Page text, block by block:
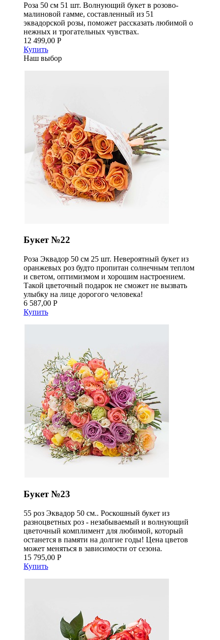
Роза 50 см 51 шт. Волнующий букет в розово-
малиновой гамме, составленный из 51
эквадорской розы, поможет рассказать любимой о
нежных и трогательных чувствах.
12 499,00 Р
Купить
Наш выбор
Букет №22
Роза Эквадор 50 см 25 шт. Невероятный букет из
оранжевых роз будто пропитан солнечным теплом
и светом, оптимизмом и хорошим настроением.
Такой цветочный подарок не сможет не вызвать
улыбку на лице дорогого человека!
6 587,00 Р
Купить
Букет №23
55 роз Эквадор 50 см.. Роскошный букет из
разноцветных роз - незабываемый и волнующий
цветочный комплимент для любимой, который
останется в памяти на долгие годы! Цена цветов
может меняться в зависимости от сезона.
15 795,00 Р
Купить